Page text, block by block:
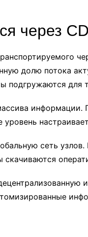
через
долю потока
подгружаются для
сеть